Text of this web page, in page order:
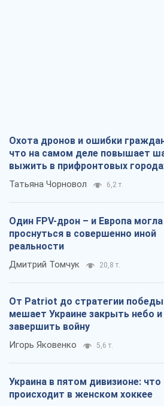
Охота дронов и ошибки
что на самом деле повышает
выжить в прифронтовых
Татьяна Чорновол 6,2 т.
Один FPV-дрон – и Европа могла
проснуться в совершенно иной
реальности
Дмитрий Томчук 20,8 т.
От Patriot до стратегии
мешает Украине закрыть небо и
завершить войну
Игорь Яковенко 5,6 т.
Украина в пятом дивизионе: что
происходит в женском хоккее